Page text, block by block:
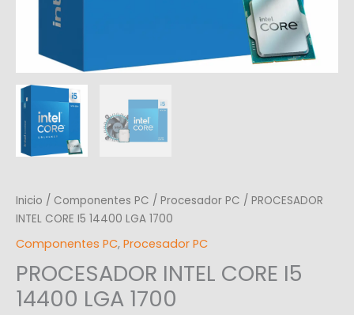
Inicio / Componentes PC / Procesador PC / PROCESADOR
INTEL CORE I5 14400 LGA 1700
Componentes PC, Procesador PC
PROCESADOR INTEL CORE I5
14400 LGA 1700